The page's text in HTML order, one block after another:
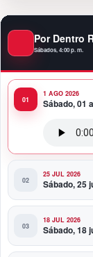
10:51
Por Dentro
Sábados, 4:00 p. m.
1 AGO 2026
Sábado, 01
25 JUL 2026
Sábado, 25
18 JUL 2026
Sábado, 18